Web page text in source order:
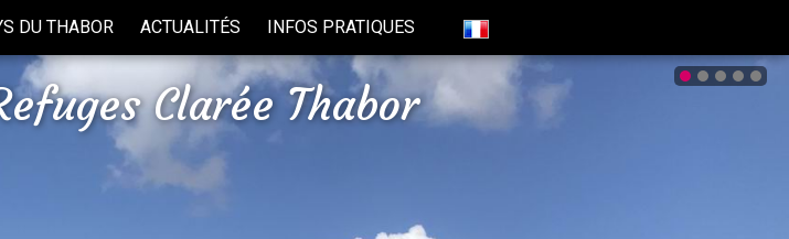
DU THABOR ACTUALITÉS INFOS PRATIQUES
Clarée Thabor